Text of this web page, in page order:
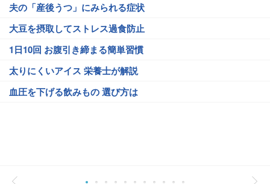
夫の「産後うつ」にみられる症状
大豆を摂取してストレス過食防止
1日10回 お腹引き締まる簡単習慣
太りにくいアイス 栄養士が解説
血圧を下げる飲みもの 選び方は